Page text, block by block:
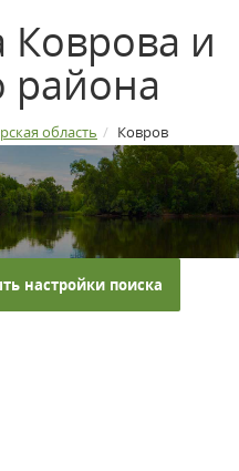
Коврова и
района
область Ковров
настройки поиска